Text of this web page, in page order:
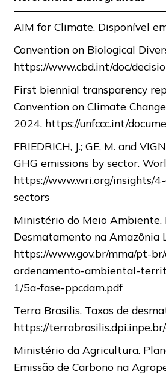
AIM for Climate. Disponível
Convention on Biological
https://www.cbd.int/doc/
First biennial transparency
Convention on Climate
2024. https://unfccc.int/
FRIEDRICH, J.; GE, M. and
GHG emissions by sector.
https://www.wri.org/insights/
sectors
Ministério do Meio Ambiente.
Desmatamento na Amazônia
https://www.gov.br/mma/pt-
ordenamento-ambiental-
1/5a-fase-ppcdam.pdf
Terra Brasilis. Taxas de
https://
Ministério da Agricultura.
Emissão de Carbono na